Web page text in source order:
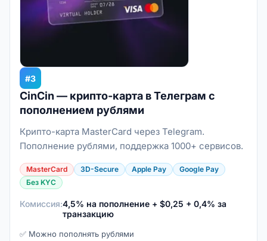
#3
CinCin — крипто-карта в Телеграм с
пополнением рублями
Крипто-карта MasterCard через Telegram.
Пополнение рублями, поддержка 1000+ сервисов.
MasterCard 3D-Secure Apple Pay
Google Pay
Без KYC
Комиссия:4,5% на пополнение + $0,25 + 0,4% за
транзакцию
✅ Можно пополнять рублями